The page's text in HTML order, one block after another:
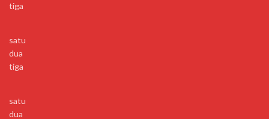
tiga
satu
dua
tiga
satu
dua